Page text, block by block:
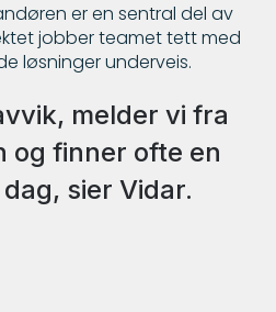
er en sentral del av
jobber teamet tett med
løsninger underveis.
melder vi fra
og finner ofte en
sier Vidar.